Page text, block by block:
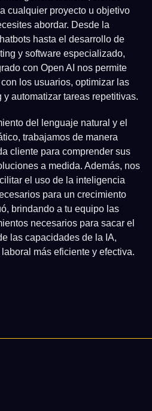
cualquier proyecto u objetivo
abordar. Desde la
hasta el desarrollo de
y software especializado,
con Open AI nos permite
los usuarios, optimizar las
automatizar tareas repetitivas.
del lenguaje natural y el
trabajamos de manera
cliente para comprender sus
a medida. Además, nos
el uso de la inteligencia
para un crecimiento
brindando a tu equipo las
necesarios para sacar el
las capacidades de la IA,
más eficiente y efectiva.